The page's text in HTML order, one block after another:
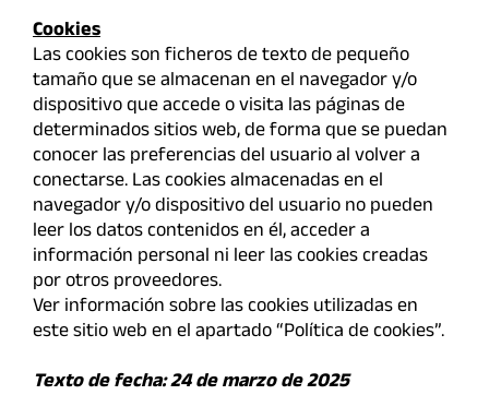
Cookies
Las cookies son ficheros de texto de pequeño
tamaño que se almacenan en el navegador y/o
dispositivo que accede o visita las páginas de
determinados sitios web, de forma que se puedan
conocer las preferencias del usuario al volver a
conectarse. Las cookies almacenadas en el
navegador y/o dispositivo del usuario no pueden
leer los datos contenidos en él, acceder a
información personal ni leer las cookies creadas
por otros proveedores.
Ver información sobre las cookies utilizadas en
este sitio web en el apartado “Política de cookies”.
Texto de fecha: 24 de marzo de 2025